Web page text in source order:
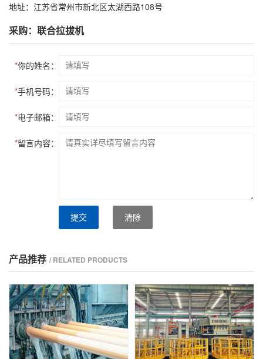
地址：江苏省常州市新北区太湖西路108号
采购：联合拉拔机
*你的姓名：
*手机号码：
*电子邮箱：
*留言内容：
提交 清除
产品推荐 / RELATED PRODUCTS